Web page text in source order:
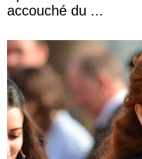
accouché du ...